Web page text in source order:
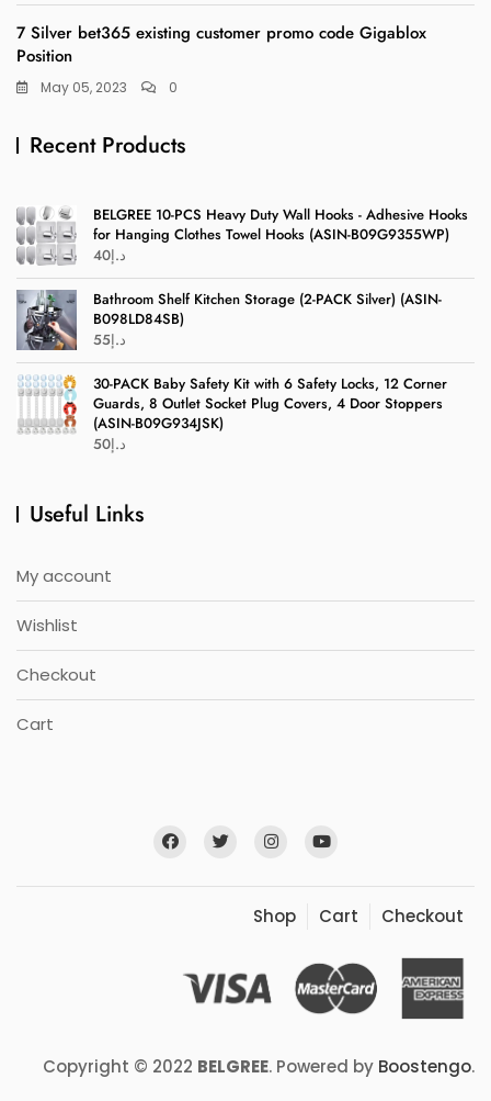
7 Silver bet365 existing customer promo code Gigablox
Position
May 05, 2023 0
Recent Products
BELGREE 10-PCS Heavy Duty Wall Hooks - Adhesive Hooks
for Hanging Clothes Towel Hooks (ASIN-B09G9355WP)
د.إ40
Bathroom Shelf Kitchen Storage (2-PACK Silver) (ASIN-
B098LD84SB)
د.إ55
30-PACK Baby Safety Kit with 6 Safety Locks, 12 Corner
Guards, 8 Outlet Socket Plug Covers, 4 Door Stoppers
(ASIN-B09G934JSK)
د.إ50
Useful Links
My account
Wishlist
Checkout
Cart
Shop Cart Checkout
Copyright © 2022 BELGREE. Powered by Boostengo.